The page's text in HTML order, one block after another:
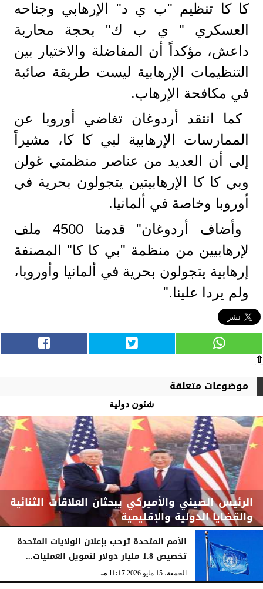
كا كا تنظيم "ب ي د" الإرهابي وجناحه
العسكري " ي ب ك" بحجة محاربة
داعش، مؤكداً أن المفاضلة والاختيار بين
التنظيمات الإرهابية ليست طريقة صائبة
في مكافحة الإرهاب.
كما انتقد أردوغان تغاضي أوروبا عن
الممارسات الإرهابية لبي كا كا، مشيراً
إلى أن العديد من عناصر منظمتي غولن
وبي كا كا الإرهابيتين يتجولون بحرية في
أوروبا وخاصة في ألمانيا.
وأضاف أردوغان" قدمنا 4500 ملف
لإرهابيين من منظمة "بي كا كا" المصنفة
إرهابية يتجولون بحرية في ألمانيا وأوروبا،
ولم يردا علينا."
⇧
موضوعات متعلقة
شئون دولية
الرئيس الصيني والأميركي يبحثان العلاقات الثنائية
والقضايا الدولية والإقليمية
الجمعة، 15 مايو 2026 11:52 مـ
الأمم المتحدة ترحب بإعلان الولايات المتحدة
تخصيص 1.8 مليار دولار لتمويل العمليات...
الجمعة، 15 مايو 2026 11:17 مـ